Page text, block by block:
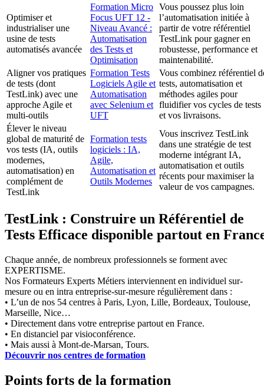
Optimiser et
industrialiser une
usine de tests
automatisés avancée
Formation Micro
Focus UFT 12 -
Niveau Avancé :
Automatisation
des Tests et
Optimisation
Vous poussez plus loin
l’automatisation initiée à
partir de votre référentiel
TestLink pour gagner en
robustesse, performance et
maintenabilité.
Aligner vos pratiques
de tests (dont
TestLink) avec une
approche Agile et
multi-outils
Formation Tests
Logiciels Agile et
Automatisation
avec Selenium et
UFT
Vous combinez référentiel
tests, automatisation et
méthodes agiles pour
fluidifier vos cycles de tests
et vos livraisons.
Élever le niveau
global de maturité de
vos tests (IA, outils
modernes,
automatisation) en
complément de
TestLink
Formation tests
logiciels : IA,
Agile,
Automatisation et
Outils Modernes
Vous inscrivez TestLink
dans une stratégie de test
moderne intégrant IA,
automatisation et outils
récents pour maximiser la
valeur de vos campagnes.
TestLink : Construire un Référentiel de
Tests Efficace disponible partout en
Chaque année, de nombreux professionnels se forment avec
EXPERTISME.
Nos Formateurs Experts Métiers interviennent en individuel sur-
mesure ou en intra entreprise-sur-mesure régulièrement dans :
• L’un de nos 54 centres à Paris, Lyon, Lille, Bordeaux, Toulouse,
Marseille, Nice…
• Directement dans votre entreprise partout en France.
• En distanciel par visioconférence.
• Mais aussi à Mont-de-Marsan, Tours.
Découvrir nos centres de formation
Points forts de la formation